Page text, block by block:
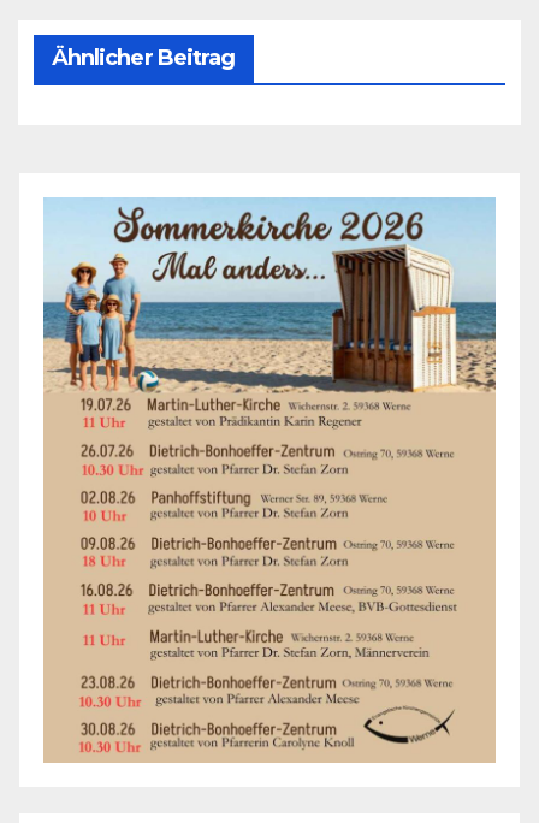
Ähnlicher Beitrag